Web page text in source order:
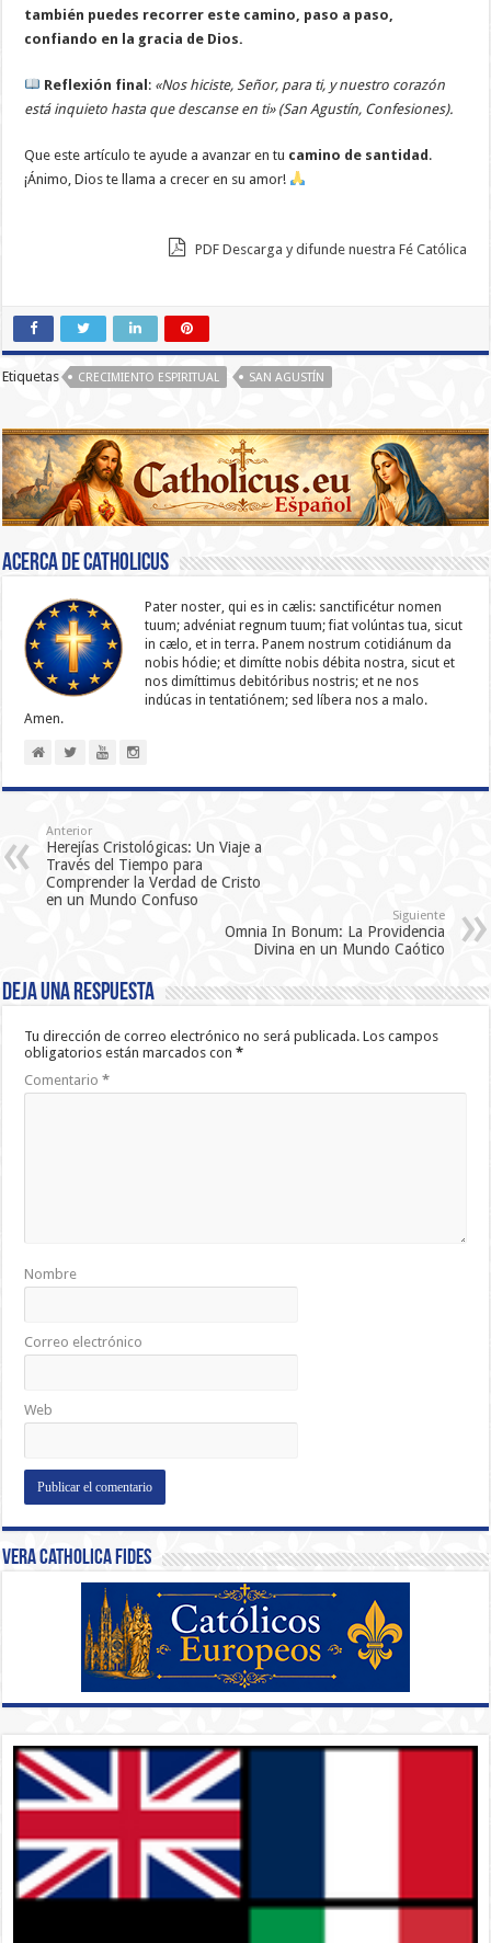
también puedes recorrer este camino, paso a paso,
confiando en la gracia de Dios.
Reflexión final : «Nos hiciste, Señor, para ti, y nuestro corazón
está inquieto hasta que descanse en ti» (San Agustín, Confesiones).
Que este artículo te ayude a avanzar en tu camino de santidad .
¡Ánimo, Dios te llama a crecer en su amor!
PDF Descarga y difunde nuestra Fé Católica
Etiquetas CRECIMIENTO ESPIRITUAL SAN AGUSTÍN
Acerca de catholicus
Pater noster, qui es in cælis: sanc­ti­ficétur nomen
tuum; advéniat regnum tuum; fiat volúntas tua, sicut
in cælo, et in terra. Panem nostrum cotidiánum da
nobis hódie; et dimítte nobis débita nostra, sicut et
nos dimíttimus debitóribus nostris; et ne nos
indúcas in ten­ta­tiónem; sed líbera nos a malo.
Amen.
Anterior
Herejías Cristológicas: Un Viaje a
Través del Tiempo para
Comprender la Verdad de Cristo
en un Mundo Confuso
Siguiente
Omnia In Bonum: La Providencia
Divina en un Mundo Caótico
Deja una respuesta
Tu dirección de correo electrónico no será publicada. Los campos
obligatorios están marcados con*
Comentario*
Nombre
Correo electrónico
Web
Vera Catholica Fides